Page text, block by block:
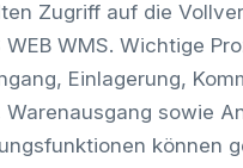
Zugriff auf die
WEB WMS. Wichtige
Einlagerung,
Warenausgang sowie
können